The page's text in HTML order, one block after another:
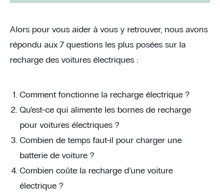
Alors pour vous aider à vous y retrouver, nous avons
répondu aux 7 questions les plus posées sur la
recharge des voitures électriques :
Comment fonctionne la recharge électrique ?
Qu’est-ce qui alimente les bornes de recharge
pour voitures électriques ?
Combien de temps faut-il pour charger une
batterie de voiture ?
Combien coûte la recharge d’une voiture
électrique ?